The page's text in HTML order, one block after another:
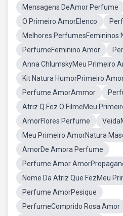
Mensagens DeAmor Perfume
O Primeiro AmorElenco
Melhores PerfumesFemininos
PerfumeFeminino Amor
Anna ChlumskyMeu Primeiro
Kit Natura HumorPrimeiro
Perfume AmorAmmor
Atriz Q Fez O FilmeMeu
AmorFlores Perfume
Meu Primeiro AmorNatura
AmorDe Amora Perfume
Perfume Amor
Nome Da Atriz Que FezMeu
Perfume AmorPesique
PerfumeComprido Rosa Amor